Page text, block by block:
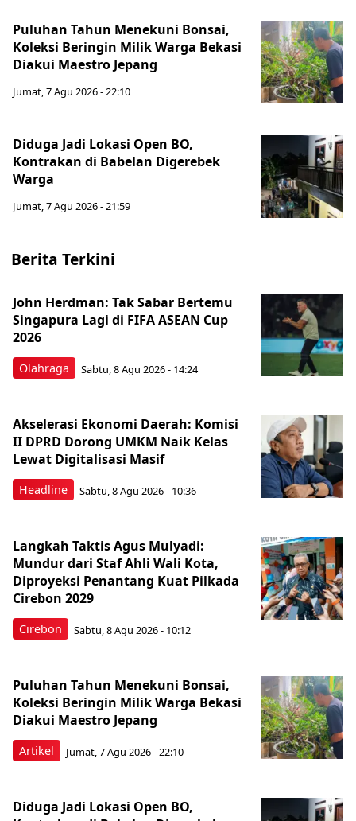
Puluhan Tahun Menekuni Bonsai,
Koleksi Beringin Milik Warga Bekasi
Diakui Maestro Jepang
Jumat, 7 Agu 2026 - 22:10
Diduga Jadi Lokasi Open BO,
Kontrakan di Babelan Digerebek
Warga
Jumat, 7 Agu 2026 - 21:59
Berita Terkini
Olahraga
John Herdman: Tak Sabar Bertemu
Singapura Lagi di FIFA ASEAN Cup
2026
Sabtu, 8 Agu 2026 - 14:24
Headline
Akselerasi Ekonomi Daerah: Komisi
II DPRD Dorong UMKM Naik Kelas
Lewat Digitalisasi Masif
Sabtu, 8 Agu 2026 - 10:36
Cirebon
Langkah Taktis Agus Mulyadi:
Mundur dari Staf Ahli Wali Kota,
Diproyeksi Penantang Kuat Pilkada
Cirebon 2029
Sabtu, 8 Agu 2026 - 10:12
Artikel
Puluhan Tahun Menekuni Bonsai,
Koleksi Beringin Milik Warga Bekasi
Diakui Maestro Jepang
Jumat, 7 Agu 2026 - 22:10
Diduga Jadi Lokasi Open BO,